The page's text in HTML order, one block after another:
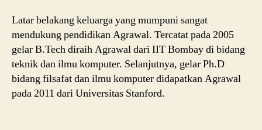
Latar belakang keluarga yang mumpuni sangat
mendukung pendidikan Agrawal. Tercatat pada 2005
gelar B.Tech diraih Agrawal dari IIT Bombay di bidang
teknik dan ilmu komputer. Selanjutnya, gelar Ph.D
bidang filsafat dan ilmu komputer didapatkan Agrawal
pada 2011 dari Universitas Stanford.